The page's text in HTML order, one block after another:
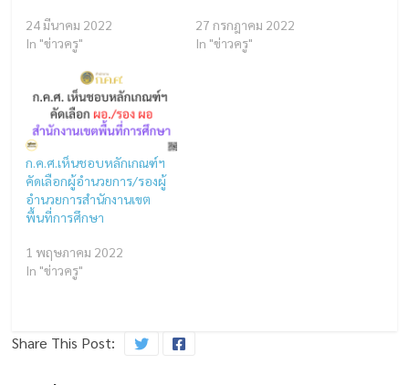
24 มีนาคม 2022
In "ข่าวครู"
27 กรกฎาคม 2022
In "ข่าวครู"
ก.ค.ศ.เห็นชอบหลักเกณฑ์ฯ
คัดเลือกผู้อำนวยการ/รองผู้
อำนวยการสำนักงานเขต
พื้นที่การศึกษา
1 พฤษภาคม 2022
In "ข่าวครู"
Share This Post: